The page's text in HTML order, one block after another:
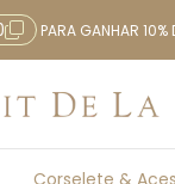
PARA GANHAR 10%
Corselete &